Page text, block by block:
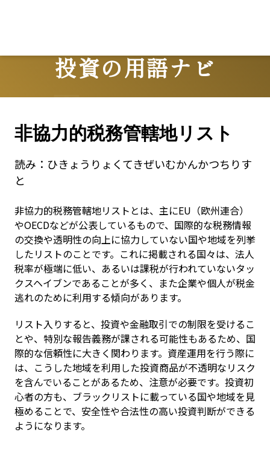
投資の用語ナビ
Terms
非協力的税務管轄地リスト
読み： ひきょうりょくてきぜいむかんかつちりす
と
非協力的税務管轄地リストとは、主にEU（欧州連合）
やOECDなどが公表しているもので、国際的な税務情報
の交換や透明性の向上に協力していない国や地域を列挙
したリストのことです。これに掲載される国々は、法人
税率が極端に低い、あるいは課税が行われていないタッ
クスヘイブンであることが多く、また企業や個人が税金
逃れのために利用する傾向があります。
リスト入りすると、投資や金融取引での制限を受けるこ
とや、特別な報告義務が課される可能性もあるため、国
際的な信頼性に大きく関わります。資産運用を行う際に
は、こうした地域を利用した投資商品が不透明なリスク
を含んでいることがあるため、注意が必要です。投資初
心者の方も、ブラックリストに載っている国や地域を見
極めることで、安全性や合法性の高い投資判断ができる
ようになります。